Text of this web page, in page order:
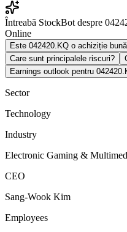
Întreabă StockBot despre
Online
Este 042420.KQ o achiziție
Care sunt principalele riscuri?
Earnings outlook pentru
Sector
Technology
Industry
Electronic Gaming &
CEO
Sang-Wook Kim
Employees